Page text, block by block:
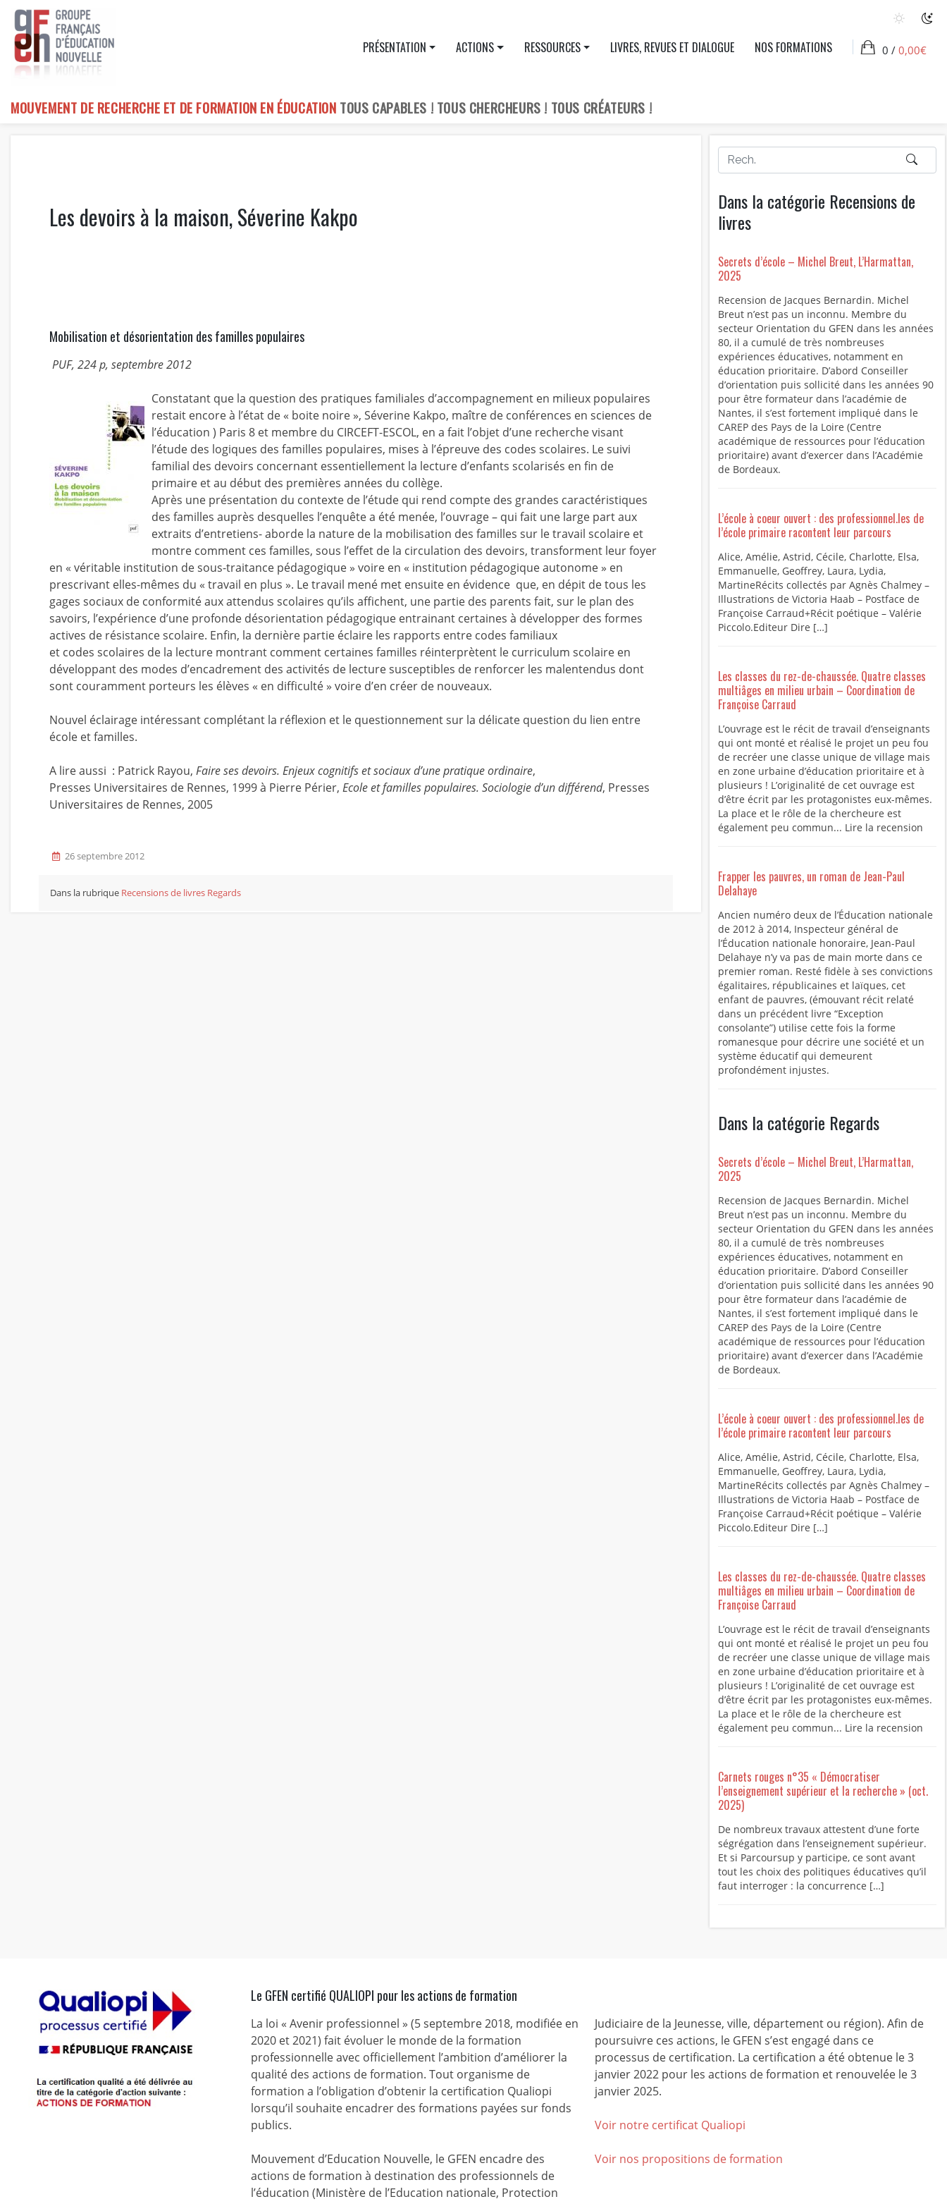
Skip
content
MOUVEMENT DE RECHERCHE ET DE FORMATION EN ÉDUCATION TOUS CAPABLES ! TOUS CHERCHEURS ! TOUS CRÉATEURS !
PRÉSENTATION ACTIONS RESSOURCES LIVRES, REVUES ET DIALOGUE NOS FORMATIONS 0 / 0,00€
Les devoirs à la maison, Séverine Kakpo
Mobilisation et désorientation des familles populaires
PUF, 224 p, septembre 2012
Constatant que la question des pratiques familiales d’accompagnement en milieux populaires
restait encore à l’état de « boite noire », Séverine Kakpo, maître de conférences en sciences de
l’éducation ) Paris 8 et membre du CIRCEFT-ESCOL, en a fait l’objet d’une recherche visant
l’étude des logiques des familles populaires, mises à l’épreuve des codes scolaires. Le suivi
familial des devoirs concernant essentiellement la lecture d’enfants scolarisés en fin de
primaire et au début des premières années du collège.
Après une présentation du contexte de l’étude qui rend compte des grandes caractéristiques
des familles auprès desquelles l’enquête a été menée, l’ouvrage – qui fait une large part aux
extraits d’entretiens- aborde la nature de la mobilisation des familles sur le travail scolaire et
montre comment ces familles, sous l’effet de la circulation des devoirs, transforment leur foyer
en « véritable institution de sous-traitance pédagogique » voire en « institution pédagogique autonome » en
prescrivant elles-mêmes du « travail en plus ». Le travail mené met ensuite en évidence que, en dépit de tous les
gages sociaux de conformité aux attendus scolaires qu’ils affichent, une partie des parents fait, sur le plan des
savoirs, l’expérience d’une profonde désorientation pédagogique entrainant certaines à développer des formes
actives de résistance scolaire. Enfin, la dernière partie éclaire les rapports entre codes familiaux
et codes scolaires de la lecture montrant comment certaines familles réinterprètent le curriculum scolaire en
développant des modes d’encadrement des activités de lecture susceptibles de renforcer les malentendus dont
sont couramment porteurs les élèves « en difficulté » voire d’en créer de nouveaux.
Nouvel éclairage intéressant complétant la réflexion et le questionnement sur la délicate question du lien entre
école et familles.
A lire aussi : Patrick Rayou, Faire ses devoirs. Enjeux cognitifs et sociaux d’une pratique ordinaire,
Presses Universitaires de Rennes, 1999 à Pierre Périer, Ecole et familles populaires. Sociologie d’un différend, Presses
Universitaires de Rennes, 2005
26 septembre 2012
Dans la rubrique Recensions de livres Regards
Dans la catégorie Recensions de
livres
Secrets d’école – Michel Breut, L’Harmattan,
2025
Recension de Jacques Bernardin. Michel
Breut n’est pas un inconnu. Membre du
secteur Orientation du GFEN dans les années
80, il a cumulé de très nombreuses
expériences éducatives, notamment en
éducation prioritaire. D’abord Conseiller
d’orientation puis sollicité dans les années 90
pour être formateur dans l’académie de
Nantes, il s’est fortement impliqué dans le
CAREP des Pays de la Loire (Centre
académique de ressources pour l’éducation
prioritaire) avant d’exercer dans l’Académie
de Bordeaux.
L’école à coeur ouvert : des professionnel.les de
l’école primaire racontent leur parcours
Alice, Amélie, Astrid, Cécile, Charlotte, Elsa,
Emmanuelle, Geoffrey, Laura, Lydia,
MartineRécits collectés par Agnès Chalmey –
Illustrations de Victoria Haab – Postface de
Françoise Carraud+Récit poétique – Valérie
Piccolo.Editeur Dire […]
Les classes du rez-de-chaussée. Quatre classes
multiâges en milieu urbain – Coordination de
Françoise Carraud
L’ouvrage est le récit de travail d’enseignants
qui ont monté et réalisé le projet un peu fou
de recréer une classe unique de village mais
en zone urbaine d’éducation prioritaire et à
plusieurs ! L’originalité de cet ouvrage est
d’être écrit par les protagonistes eux-mêmes.
La place et le rôle de la chercheure est
également peu commun... Lire la recension
Frapper les pauvres, un roman de Jean-Paul
Delahaye
Ancien numéro deux de l’Éducation nationale
de 2012 à 2014, Inspecteur général de
l’Éducation nationale honoraire, Jean-Paul
Delahaye n’y va pas de main morte dans ce
premier roman. Resté fidèle à ses convictions
égalitaires, républicaines et laïques, cet
enfant de pauvres, (émouvant récit relaté
dans un précédent livre “Exception
consolante”) utilise cette fois la forme
romanesque pour décrire une société et un
système éducatif qui demeurent
profondément injustes.
Dans la catégorie Regards
Secrets d’école – Michel Breut, L’Harmattan,
2025
Recension de Jacques Bernardin. Michel
Breut n’est pas un inconnu. Membre du
secteur Orientation du GFEN dans les années
80, il a cumulé de très nombreuses
expériences éducatives, notamment en
éducation prioritaire. D’abord Conseiller
d’orientation puis sollicité dans les années 90
pour être formateur dans l’académie de
Nantes, il s’est fortement impliqué dans le
CAREP des Pays de la Loire (Centre
académique de ressources pour l’éducation
prioritaire) avant d’exercer dans l’Académie
de Bordeaux.
L’école à coeur ouvert : des professionnel.les de
l’école primaire racontent leur parcours
Alice, Amélie, Astrid, Cécile, Charlotte, Elsa,
Emmanuelle, Geoffrey, Laura, Lydia,
MartineRécits collectés par Agnès Chalmey –
Illustrations de Victoria Haab – Postface de
Françoise Carraud+Récit poétique – Valérie
Piccolo.Editeur Dire […]
Les classes du rez-de-chaussée. Quatre classes
multiâges en milieu urbain – Coordination de
Françoise Carraud
L’ouvrage est le récit de travail d’enseignants
qui ont monté et réalisé le projet un peu fou
de recréer une classe unique de village mais
en zone urbaine d’éducation prioritaire et à
plusieurs ! L’originalité de cet ouvrage est
d’être écrit par les protagonistes eux-mêmes.
La place et le rôle de la chercheure est
également peu commun... Lire la recension
Carnets rouges n°35 « Démocratiser
l’enseignement supérieur et la recherche » (oct.
2025)
De nombreux travaux attestent d’une forte
ségrégation dans l’enseignement supérieur.
Et si Parcoursup y participe, ce sont avant
tout les choix des politiques éducatives qu’il
faut interroger : la concurrence […]
Le GFEN certifié QUALIOPI pour les actions de formation
La loi « Avenir professionnel » (5 septembre 2018, modifiée en
2020 et 2021) fait évoluer le monde de la formation
professionnelle avec officiellement l’ambition d’améliorer la
qualité des actions de formation. Tout organisme de
formation a l’obligation d’obtenir la certification Qualiopi
lorsqu’il souhaite encadrer des formations payées sur fonds
publics.
Mouvement d’Education Nouvelle, le GFEN encadre des
actions de formation à destination des professionnels de
l’éducation (Ministère de l’Education nationale, Protection
Judiciaire de la Jeunesse, ville, département ou région). Afin de
poursuivre ces actions, le GFEN s’est engagé dans ce
processus de certification. La certification a été obtenue le 3
janvier 2022 pour les actions de formation et renouvelée le 3
janvier 2025.
Voir notre certificat Qualiopi
Voir nos propositions de formation